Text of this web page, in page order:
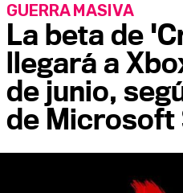
La beta de
llegará a
de junio,
de Microsoft
GUERRA MASIVA